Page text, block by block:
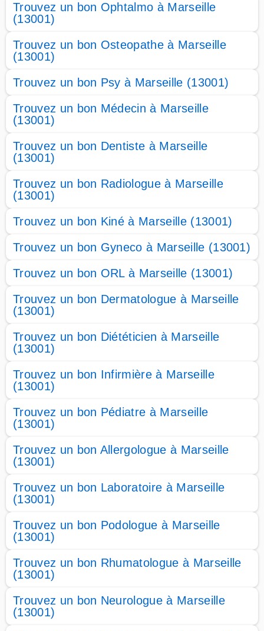
Trouvez un bon Ophtalmo à Marseille
(13001)
Trouvez un bon Osteopathe à Marseille
(13001)
Trouvez un bon Psy à Marseille (13001)
Trouvez un bon Médecin à Marseille
(13001)
Trouvez un bon Dentiste à Marseille
(13001)
Trouvez un bon Radiologue à Marseille
(13001)
Trouvez un bon Kiné à Marseille (13001)
Trouvez un bon Gyneco à Marseille (13001)
Trouvez un bon ORL à Marseille (13001)
Trouvez un bon Dermatologue à Marseille
(13001)
Trouvez un bon Diététicien à Marseille
(13001)
Trouvez un bon Infirmière à Marseille
(13001)
Trouvez un bon Pédiatre à Marseille
(13001)
Trouvez un bon Allergologue à Marseille
(13001)
Trouvez un bon Laboratoire à Marseille
(13001)
Trouvez un bon Podologue à Marseille
(13001)
Trouvez un bon Rhumatologue à Marseille
(13001)
Trouvez un bon Neurologue à Marseille
(13001)